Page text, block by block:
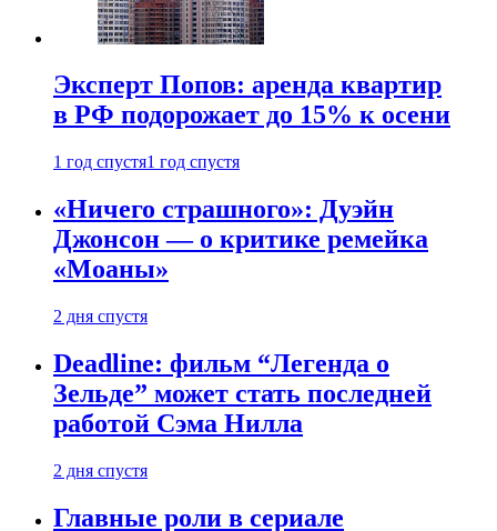
Эксперт Попов: аренда квартир
в РФ подорожает до 15% к осени
1 год спустя1 год спустя
«Ничего страшного»: Дуэйн
Джонсон — о критике ремейка
«Моаны»
2 дня спустя
Deadline: фильм “Легенда о
Зельде” может стать последней
работой Сэма Нилла
2 дня спустя
Главные роли в сериале